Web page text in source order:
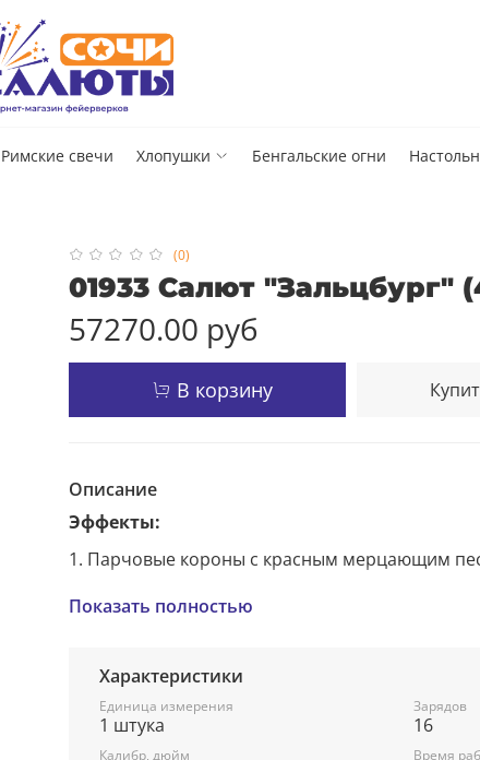
Римские свечи Хлопушки Бенгальские огни
(0)
01933 Салют "Зальцбург"
57270.00 руб
В корзину
Описание
Эффекты:
1. Парчовые короны с красным мерцающим
2. Красные волновые кроссеты с белым
4. Зеленые пионы, переходящие в трещащее
5. Парчовые короны.
Показать полностью
Характеристики
Единица измерения
1 штука
Зарядов
16
Калибр, дюйм Время